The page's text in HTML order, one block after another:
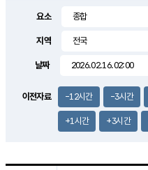
4.0m/s
요소
지역
날짜
이전자료 -12시간 -3시간
+1시간 +3시간